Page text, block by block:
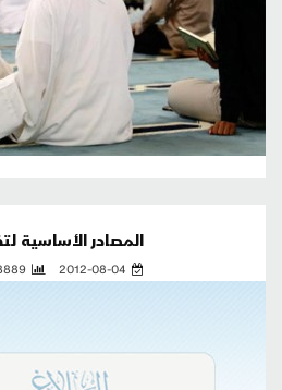
المصادر الأساسية
2012-08-04